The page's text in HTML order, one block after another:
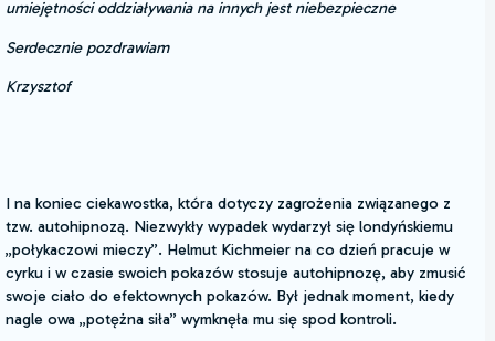
umiejętności oddziaływania na innych jest niebezpieczne
Serdecznie pozdrawiam
Krzysztof
I na koniec ciekawostka, która dotyczy zagrożenia związanego z
tzw. autohipnozą. Niezwykły wypadek wydarzył się londyńskiemu
„połykaczowi mieczy”. Helmut Kichmeier na co dzień pracuje w
cyrku i w czasie swoich pokazów stosuje autohipnozę, aby zmusić
swoje ciało do efektownych pokazów. Był jednak moment, kiedy
nagle owa „potężna siła” wymknęła mu się spod kontroli.